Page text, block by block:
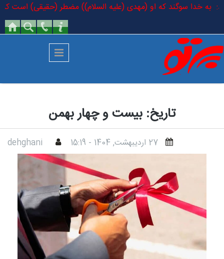
رفتن به محتوای اصلی
به خدا سوگند که او (مهدی (علیه السلام)) مضطر (حقیقی) است که
تاریخ: بیست و چهار بهمن
27 ارديبهشت, 1404 - 15:19 dehghani